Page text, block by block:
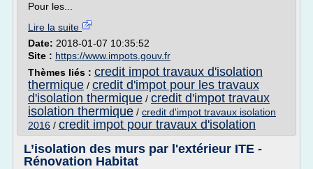
Pour les...
Lire la suite
Date: 2018-01-07 10:35:52
Site : https://www.impots.gouv.fr
Thèmes liés : credit impot travaux d'isolation
thermique / credit d'impot pour les travaux
d'isolation thermique / credit d'impot travaux
isolation thermique / credit d'impot travaux isolation
2016 / credit impot pour travaux d'isolation
L’isolation des murs par l'extérieur ITE -
Rénovation Habitat